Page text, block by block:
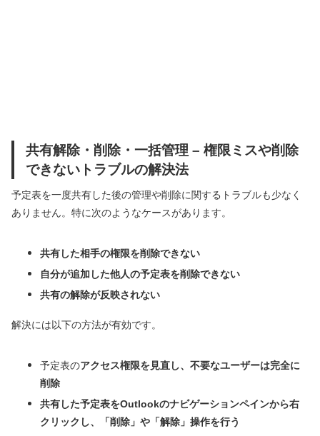
共有解除・削除・一括管理 – 権限ミスや削除
できないトラブルの解決法
予定表を一度共有した後の管理や削除に関するトラブルも少なく
ありません。特に次のようなケースがあります。
共有した相手の権限を削除できない
自分が追加した他人の予定表を削除できない
共有の解除が反映されない
解決には以下の方法が有効です。
予定表のアクセス権限を見直し、不要なユーザーは完全に
削除
共有した予定表をOutlookのナビゲーションペインから右
クリックし、「削除」や「解除」操作を行う